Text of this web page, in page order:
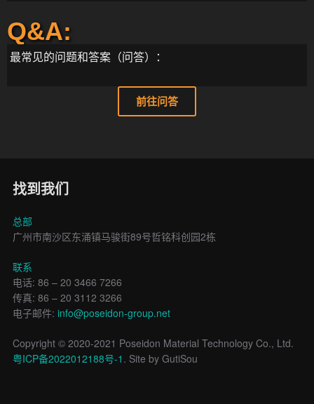
Q&A:
最常见的问题和答案（问答）：
前往问答
找到我们
总部
广州市南沙区东涌镇马骏街89号哲铭科创园2栋
联系
电话: 86 – 20 3466 7266
传真: 86 – 20 3112 3266
电子邮件: info@poseidon-group.net
Copyright © 2020-2021 Poseidon Material Technology Co., Ltd.
粤ICP备2022012188号-1 . Site by GutiSou